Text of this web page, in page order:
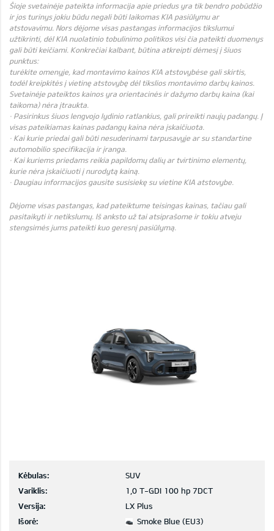
Šioje svetainėje pateikta informacija apie priedus yra tik bendro pobūdžio
ir jos turinys jokiu būdu negali būti laikomas KIA pasiūlymu ar
atstovavimu. Nors dėjome visas pastangas informacijos tikslumui
užtikrinti, dėl KIA nuolatinio tobulinimo politikos visi čia pateikti duomenys
gali būti keičiami. Konkrečiai kalbant, būtina atkreipti dėmesį į šiuos
punktus:
turėkite omenyje, kad montavimo kainos KIA atstovybėse gali skirtis,
todėl kreipkitės į vietinę atstovybę dėl tikslios montavimo darbų kainos.
Svetainėje pateiktos kainos yra orientacinės ir dažymo darbų kaina (kai
taikoma) nėra įtraukta.
· Pasirinkus šiuos lengvojo lydinio ratlankius, gali prireikti naujų padangų. Į
visas pateikiamas kainas padangų kaina nėra įskaičiuota.
· Kai kurie priedai gali būti nesuderinami tarpusavyje ar su standartine
automobilio specifikacija ir įranga.
· Kai kuriems priedams reikia papildomų dalių ar tvirtinimo elementų,
kurie nėra įskaičiuoti į nurodytą kainą.
· Daugiau informacijos gausite susisiekę su vietine KIA atstovybe.
Dėjome visas pastangas, kad pateiktume teisingas kainas, tačiau gali
pasitaikyti ir netikslumų. Iš anksto už tai atsiprašome ir tokiu atveju
stengsimės jums pateikti kuo geresnį pasiūlymą.
Kėbulas:
SUV
Variklis:
1,0 T-GDI 100 hp 7DCT
Versija:
LX Plus
Išorė:
Smoke Blue (EU3)